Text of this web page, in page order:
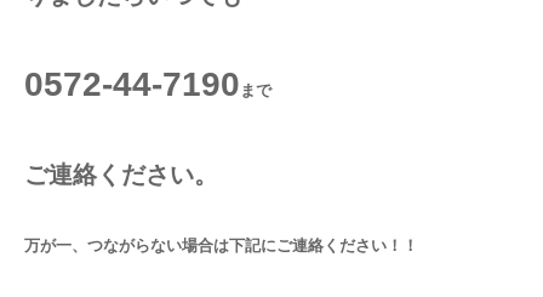
0572-44-7190 まで
ご連絡ください。
万が一、つながらない場合は下記にご連絡ください！！